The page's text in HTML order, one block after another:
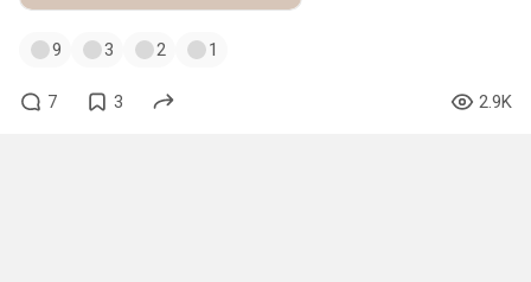
9 3 2 1
7 3 2.9K